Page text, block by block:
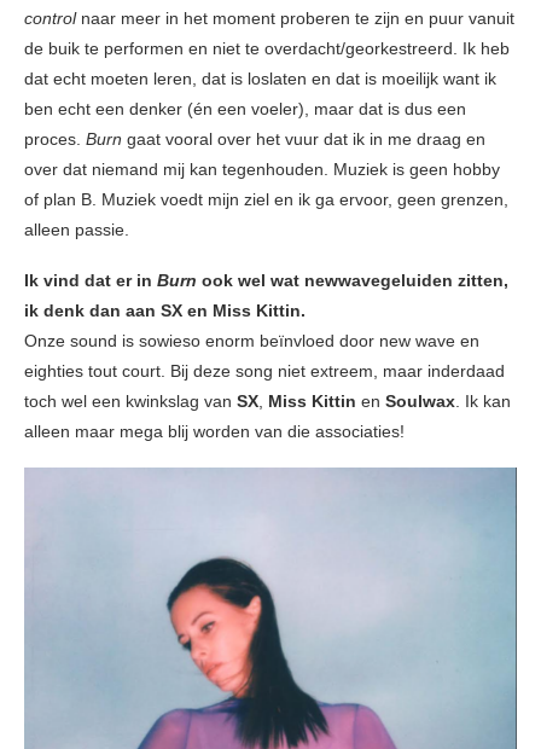
controlnaar meer in het moment proberen te zijn en puur vanuit
de buik te performen en niet te overdacht/georkestreerd. Ik heb
dat echt moeten leren, dat is loslaten en dat is moeilijk want ik
ben echt een denker (én een voeler), maar dat is dus een
proces. Burn gaat vooral over het vuur dat ik in me draag en
over dat niemand mij kan tegenhouden. Muziek is geen hobby
of plan B. Muziek voedt mijn ziel en ik ga ervoor, geen grenzen,
alleen passie.
Ik vind dat er in Burn ook wel wat newwavegeluiden zitten,
ik denk dan aan SX en Miss Kittin.
Onze sound is sowieso enorm beïnvloed door new wave en
eighties tout court. Bij deze song niet extreem, maar inderdaad
toch wel een kwinkslag van SX, Miss Kittin en Soulwax. Ik kan
alleen maar mega blij worden van die associaties!